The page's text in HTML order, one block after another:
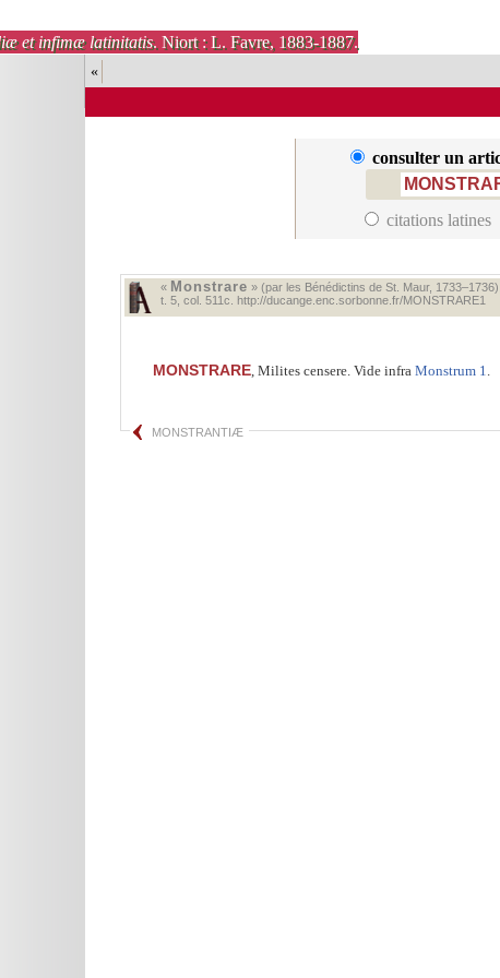
et infimæ latinitatis. Niort : L. Favre, 1883-1887.
«
consulter un
citations latines
« Monstrare » (par les Bénédictins de St. Maur,
t. 5, col. 511c.
http://ducange.enc.sorbonne.fr/MONSTRARE1
MONSTRARE, Milites censere. Vide infra Monstrum 1.
MONSTRANTIÆ